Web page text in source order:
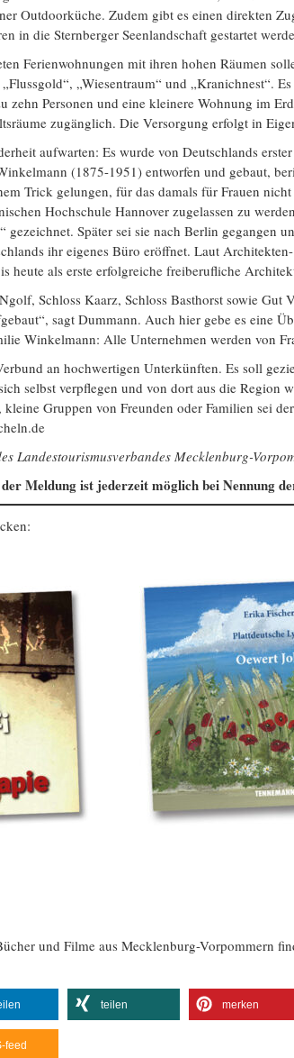
Outdoorküche. Zudem gibt es einen direkten
in die Sternberger Seenlandschaft gestartet
Ferienwohnungen mit ihren hohen Räumen
„Wiesentraum“ und „Kranichnest“.
zehn Personen und eine kleinere Wohnung im
zugänglich. Die Versorgung erfolgt in
aufwarten: Es wurde von Deutschlands
(1875-1951) entworfen und gebaut,
Trick gelungen, für das damals für Frauen
Hochschule Hannover zugelassen zu
Später sei sie nach Berlin gegangen
ihr eigenes Büro eröffnet. Laut
heute als erste erfolgreiche freiberufliche
Schloss Kaarz, Schloss Basthorst sowie Gut
sagt Dummann. Auch hier gebe es eine
Winkelmann: Alle Unternehmen werden von
an hochwertigen Unterkünften. Es soll
selbst verpflegen und von dort aus die Region
Gruppen von Freunden oder Familien sei
Landestourismusverbandes Mecklenburg-
Meldung ist jederzeit möglich bei Nennung
und Filme aus Mecklenburg-Vorpommern
teilen merken
feed